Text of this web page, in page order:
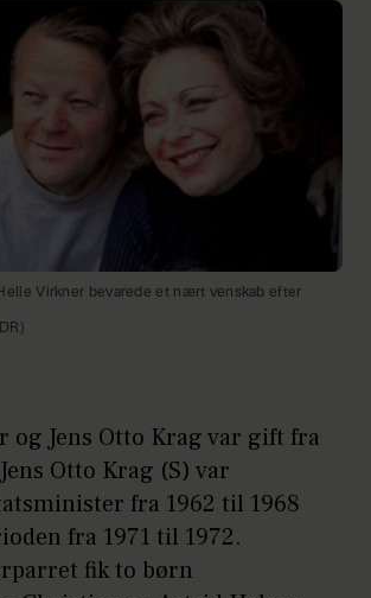
Virkner bevarede et nært venskab efter
og Jens Otto Krag var gift fra
Otto Krag (S) var
fra 1962 til 1968
fra 1971 til 1972.
fik to børn